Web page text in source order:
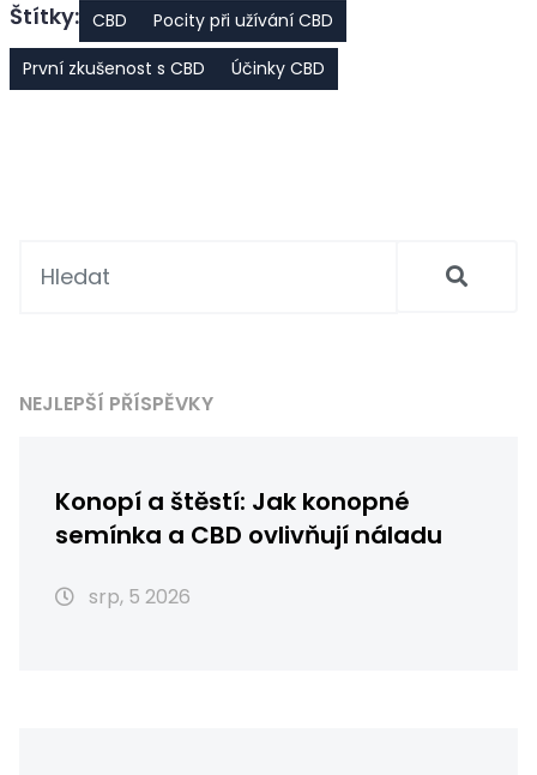
Štítky: CBD
Pocity při užívání CBD
První zkušenost s CBD
Účinky CBD
NEJLEPŠÍ PŘÍSPĚVKY
Konopí a štěstí: Jak konopné
semínka a CBD ovlivňují náladu
srp, 5 2026